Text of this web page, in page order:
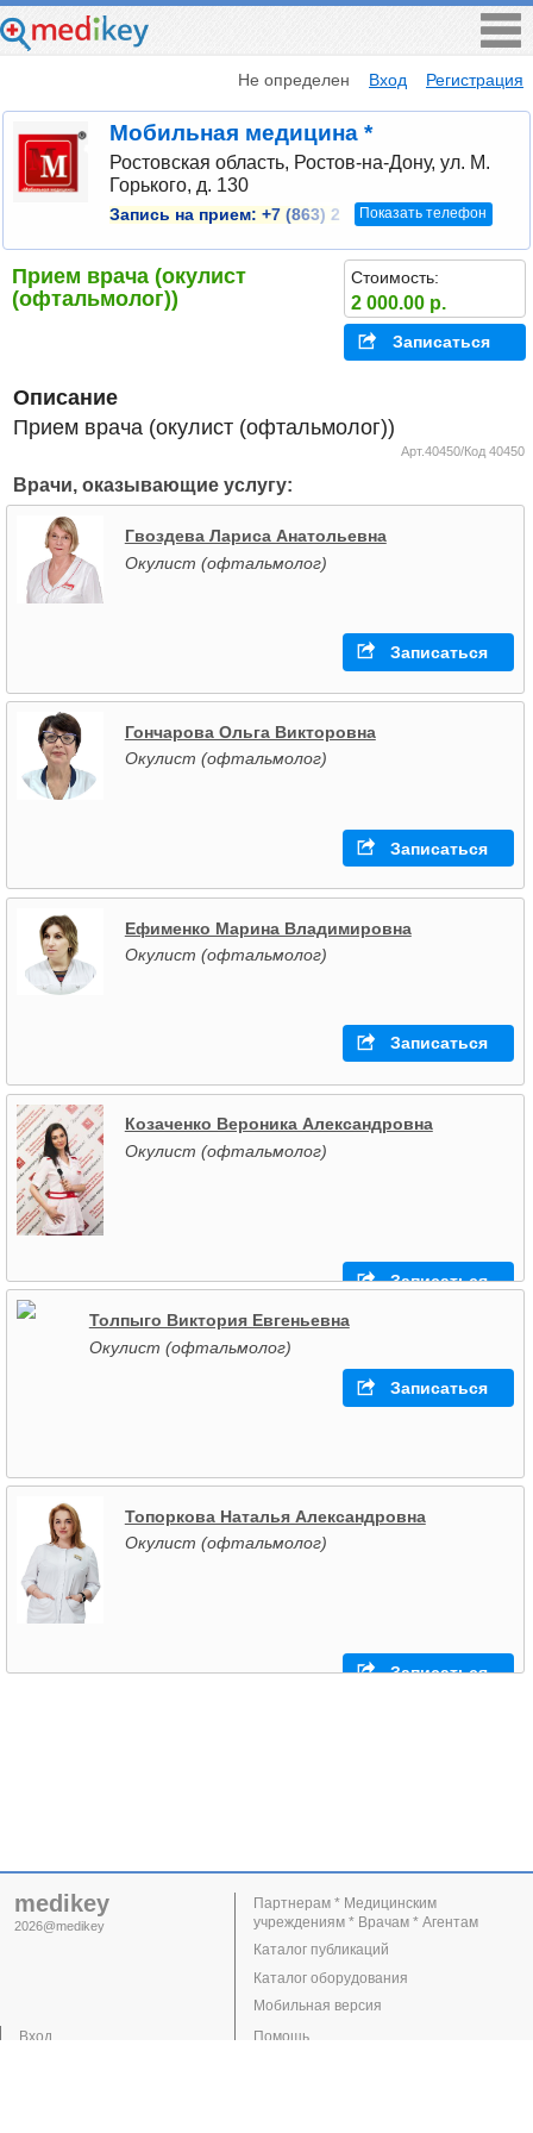
Не определен Вход Регистрация
Мобильная медицина *
Ростовская область, Ростов-на-Дону, ул. М.
Горького, д. 130
Запись на прием: +7 (863) 2 Показать телефон
Прием врача (окулист
(офтальмолог))
Стоимость:
2 000.00 р.
Записаться
Описание
Прием врача (окулист (офтальмолог))
Арт.40450/Код 40450
Врачи, оказывающие услугу:
Гвоздева Лариса Анатольевна
Окулист (офтальмолог)
Записаться
Гончарова Ольга Викторовна
Окулист (офтальмолог)
Записаться
Ефименко Марина Владимировна
Окулист (офтальмолог)
Записаться
Козаченко Вероника Александровна
Окулист (офтальмолог)
Записаться
Толпыго Виктория Евгеньевна
Окулист (офтальмолог)
Записаться
Топоркова Наталья Александровна
Окулист (офтальмолог)
Записаться
medikey
2026@medikey
Вход
Партнерам * Медицинским
учреждениям * Врачам * Агентам
Каталог публикаций
Каталог оборудования
Мобильная версия
Помощь